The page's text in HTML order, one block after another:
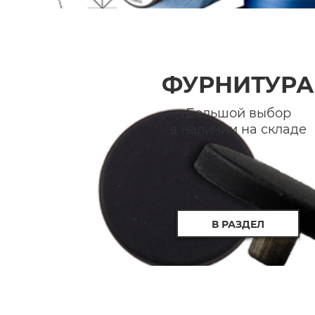
ФУРНИТУРА
Большой выбор
в наличии на складе
В РАЗДЕЛ